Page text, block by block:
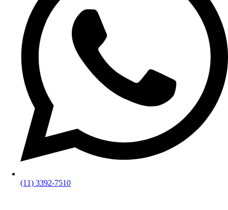
(11) 3392-7510